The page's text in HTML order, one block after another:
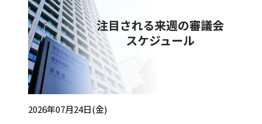
投稿日:2026年07月24日(金)